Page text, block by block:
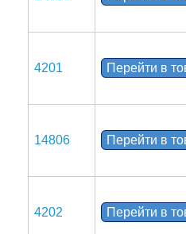
4201 Перейти в
14806 Перейти в
4202 Перейти в